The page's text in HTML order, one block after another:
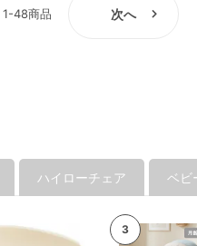
48商品 次へ
ハイローチェア ベビ